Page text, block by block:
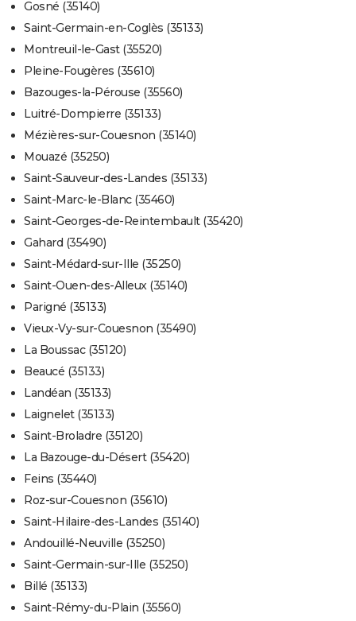
Gosné (35140)
Saint-Germain-en-Coglès (35133)
Montreuil-le-Gast (35520)
Pleine-Fougères (35610)
Bazouges-la-Pérouse (35560)
Luitré-Dompierre (35133)
Mézières-sur-Couesnon (35140)
Mouazé (35250)
Saint-Sauveur-des-Landes (35133)
Saint-Marc-le-Blanc (35460)
Saint-Georges-de-Reintembault (35420)
Gahard (35490)
Saint-Médard-sur-Ille (35250)
Saint-Ouen-des-Alleux (35140)
Parigné (35133)
Vieux-Vy-sur-Couesnon (35490)
La Boussac (35120)
Beaucé (35133)
Landéan (35133)
Laignelet (35133)
Saint-Broladre (35120)
La Bazouge-du-Désert (35420)
Feins (35440)
Roz-sur-Couesnon (35610)
Saint-Hilaire-des-Landes (35140)
Andouillé-Neuville (35250)
Saint-Germain-sur-Ille (35250)
Billé (35133)
Saint-Rémy-du-Plain (35560)